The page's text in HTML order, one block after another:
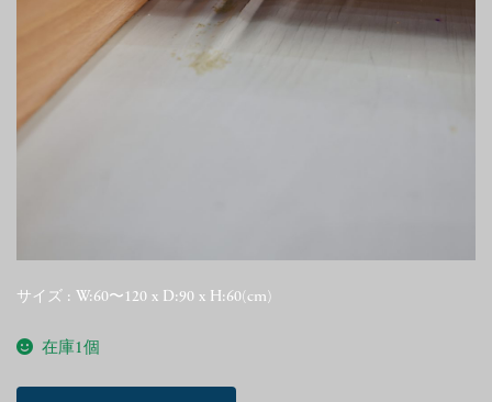
サイズ : W:60〜120 x D:90 x H:60(cm)
在庫1個